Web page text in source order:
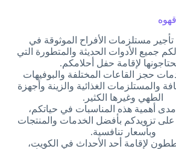
مستلزمات الأفراح الموثوقة في
جميع الأدوات الحديثة والمتطورة التي
لإقامة حفل أحلامكم.
حجز القاعات المختلفة والبوفيهات
والمستلزمات الغذائية والزينة وأجهزة
الطهي وغيرها الكثير.
أهمية هذه المناسبات في حياتكم،
تزويدكم بأفضل الخدمات والمنتجات
وبأسعار تنافسية.
لإقامة أحد الأحداث في الكويت،